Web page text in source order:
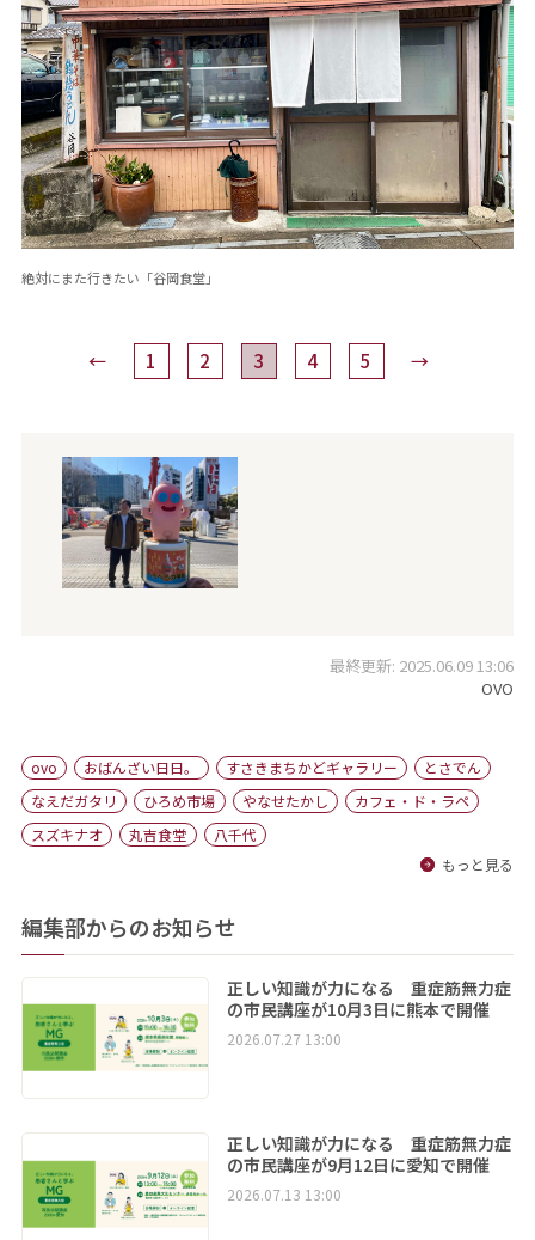
絶対にまた行きたい「谷岡食堂」
← 1 2 3 4 5 →
最終更新: 2025.06.09 13:06
OVO
ovo おばんざい日日。 すさきまちかどギャラリー
とさでん
なえだガタリ
ひろめ市場 やなせたかし
カフェ・ド・ラペ
スズキナオ
丸吉食堂
八千代
もっと見る
編集部からのお知らせ
正しい知識が力になる 重症筋無力症
の市民講座が10月3日に熊本で開催
2026.07.27 13:00
正しい知識が力になる 重症筋無力症
の市民講座が9月12日に愛知で開催
2026.07.13 13:00